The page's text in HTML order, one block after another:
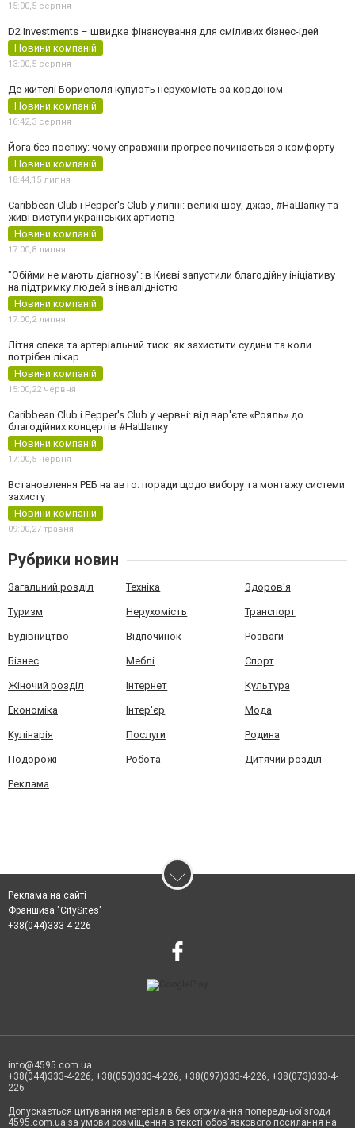
15:00,5 серпня
D2 Investments – швидке фінансування для сміливих бізнес-ідей
Новини компаній
13:00,5 серпня
Де жителі Борисполя купують нерухомість за кордоном
Новини компаній
16:42,3 серпня
Йога без поспіху: чому справжній прогрес починається з комфорту
Новини компаній
18:44,15 липня
Caribbean Club і Pepper's Club у липні: великі шоу, джаз, #НаШапку та
живі виступи українських артистів
Новини компаній
17:00,8 липня
"Обійми не мають діагнозу": в Києві запустили благодійну ініціативу
на підтримку людей з інвалідністю
Новини компаній
17:00,2 липня
Літня спека та артеріальний тиск: як захистити судини та коли
потрібен лікар
Новини компаній
15:00,22 червня
Caribbean Club і Pepper's Club у червні: від вар'єте «Рояль» до
благодійних концертів #НаШапку
Новини компаній
17:00,5 червня
Встановлення РЕБ на авто: поради щодо вибору та монтажу системи
захисту
Новини компаній
09:00,27 травня
Рубрики новин
Загальний розділ Техніка Здоров'я
Туризм Нерухомість Транспорт
Будівництво Відпочинок Розваги
Бізнес Меблі Спорт
Жіночий розділ Інтернет Культура
Економіка Інтер'єр Мода
Кулінарія Послуги Родина
Подорожі Робота Дитячий розділ
Реклама
Реклама на сайті
Франшиза "CitySites"
+38(044)333-4-226
info@4595.com.ua
+38(044)333-4-226, +38(050)333-4-226, +38(097)333-4-226, +38(073)333-4-
226
Допускається цитування матеріалів без отримання попередньої згоди
4595.com.ua за умови розміщення в тексті обов'язкового посилання на